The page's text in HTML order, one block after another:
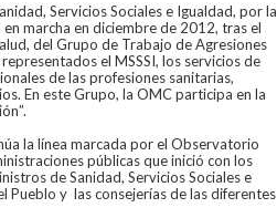
Servicios Sociales e Igualdad, por la
marcha en diciembre de 2012, tras el
del Grupo de Trabajo de Agresiones
el MSSSI, los servicios de
de las profesiones sanitarias,
En este Grupo, la OMC participa en la
la línea marcada por el Observatorio
públicas que inició con los
de Sanidad, Servicios Sociales e
Pueblo y las consejerías de las diferentes